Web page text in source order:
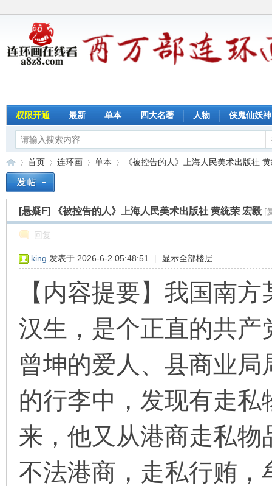
权限开通 最新 单本 四大名著 人物 侠鬼仙妖神
»
首页
›
连环画
›
单本
›
《被控告的人》上海人民美术出版社
[悬疑F] 《被控告的人》上海人民美术出版社 黄统荣 宏毅 [
回复
king 发表于 2026-6-2 05:48:51 | 显示全部楼层
【内容提要】我国南
汉生，是个正直的共
曾坤的爱人、县商业
的行李中，发现有走
来，他又从港商走私
不法港商，走私行贿